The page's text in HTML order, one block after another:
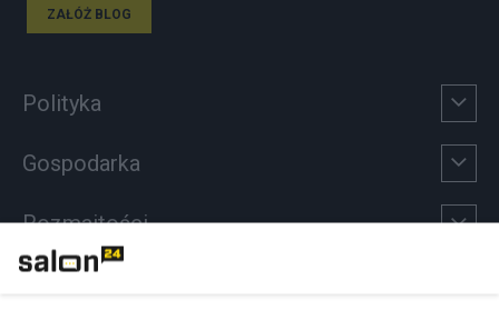
ZAŁÓŻ BLOG
Polityka
Gospodarka
Rozmaitości